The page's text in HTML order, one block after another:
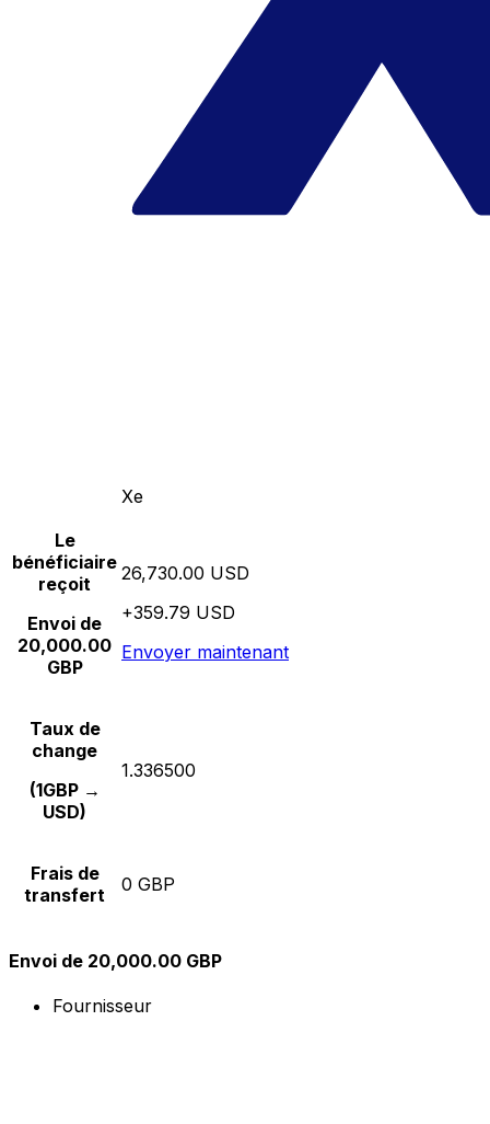
Xe
Le
bénéficiaire
reçoit
Envoi de
20,000.00
GBP
26,730.00 USD
+359.79 USD
Envoyer maintenant
Taux de
change
(1GBP →
USD)
1.336500
Frais de
transfert
0 GBP
Envoi de 20,000.00 GBP
Fournisseur